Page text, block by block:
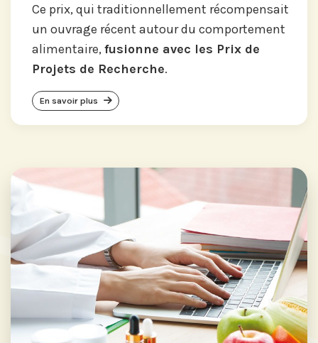
Ce prix, qui traditionnellement récompensait
un ouvrage récent autour du comportement
alimentaire,fusionne avec les Prix de
Projets de Recherche.
En savoir plus